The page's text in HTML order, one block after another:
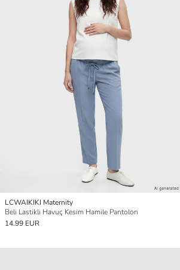
LCWAIKIKI Maternity
Beli Lastikli Havuç Kesim Hamile Pantolon
14.99 EUR